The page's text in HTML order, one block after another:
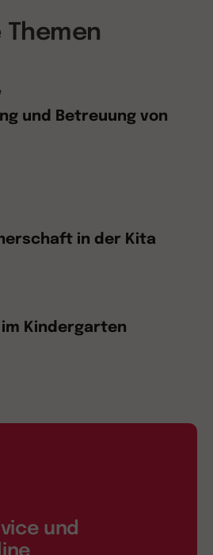
und Betreuung von
in der Kita
Kindergarten
und